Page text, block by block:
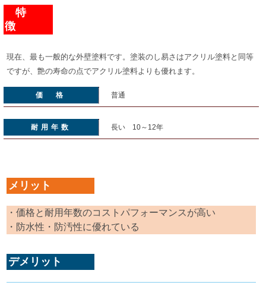
特
徴
現在、最も一般的な外壁塗料です。塗装のし易さはアクリル塗料と同等
ですが、艶の寿命の点でアクリル塗料よりも優れます。
価 格 普通
耐用年数 長い 10～12年
メリット
・価格と耐用年数のコストパフォーマンスが高い
・防水性・防汚性に優れている
デメリット